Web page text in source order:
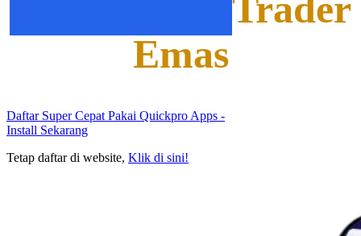
Trader
Emas
Daftar Super Cepat Pakai Quickpro Apps -
Install Sekarang
Tetap daftar di website, Klik di sini!